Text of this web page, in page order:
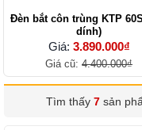
Đèn bắt côn trùng KTP
dính)
Giá: 3.890.000₫
Giá cũ: 4.400.000₫
Tìm thấy 7 sản